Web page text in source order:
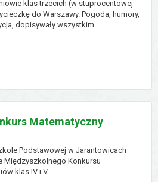
klas trzecich (w stuprocentowej
do Warszawy. Pogoda, humory,
dopisywały wszystkim
Matematyczny
Podstawowej w Jarantowicach
Międzyszkolnego Konkursu
klas IV i V.